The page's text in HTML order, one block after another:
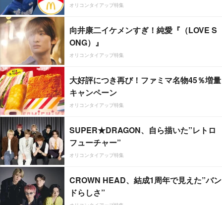
オリコンタイアップ特集
向井康二イケメンすぎ！純愛『（LOVE S
ONG）』
オリコンタイアップ特集
大好評につき再び！ファミマ名物45％増量
キャンペーン
オリコンタイアップ特集
SUPER★DRAGON、自ら描いた”レトロ
フューチャー”
オリコンタイアップ特集
CROWN HEAD、結成1周年で見えた”バン
ドらしさ”